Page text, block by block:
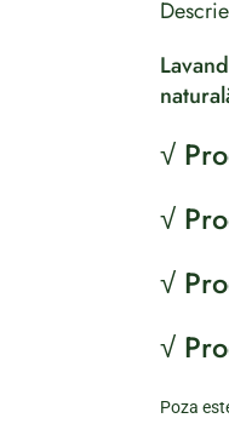
√
√
√
√
Poza